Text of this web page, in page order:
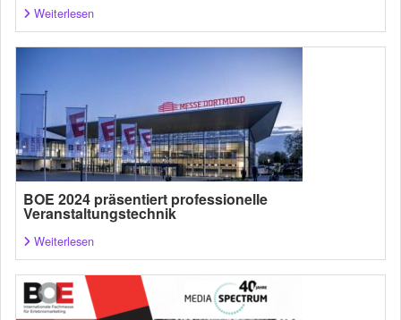
Weiterlesen
BOE 2024 präsentiert professionelle
Veranstaltungstechnik
Weiterlesen